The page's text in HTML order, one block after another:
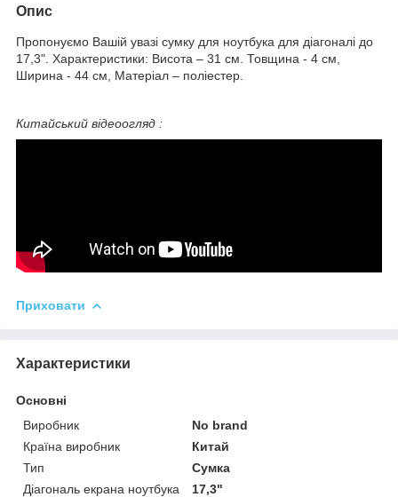
Опис
Пропонуємо Вашій увазі сумку для ноутбука для діагоналі до
17,3". Характеристики: Висота – 31 см. Товщина - 4 см,
Ширина - 44 см, Матеріал – поліестер.
Китайський відеоогляд :
Приховати
Характеристики
Основні
Виробник
No brand
Країна виробник
Китай
Тип
Сумка
Діагональ екрана ноутбука
17,3"